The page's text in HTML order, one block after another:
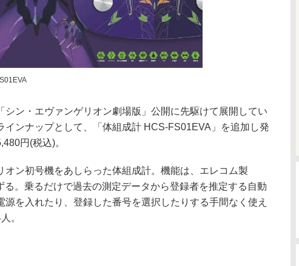
シン・エヴァンゲリオン劇場版」公開に先駆けて展開してい
インナップとして、「体組成計 HCS-FS01EVA」を追加し発
円(税込)。
オン初号機をあしらった体組成計。機能は、エレコム製
る。乗るだけで過去の測定データから登録者を推定する自動
源を入れたり、登録した番号を選択したりする手間なく使え
。